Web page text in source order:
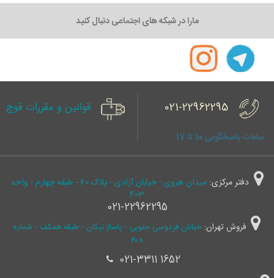
مارا در شبکه های اجتماعی دنبال کنید
021-22962295
ساعات پاسخگویی 10 تا 17
قوانین و مقررات قوچ
دفتر مرکزی:
میدان هروی - خیابان آزادی - پلاک 60 - طبقه چهارم - واحد
403
021-22962295
فروش تهران: خیابان فردوسی جنوبی - پاساژ نیکان - طبقه همکف - شماره
۴۰۸
021-3311 1652